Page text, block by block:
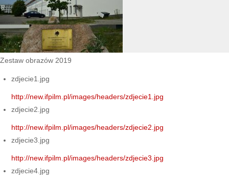
Zestaw obrazów 2019
zdjecie1.jpg
http://new.ifpilm.pl/images/headers/zdjecie1.jpg
zdjecie2.jpg
http://new.ifpilm.pl/images/headers/zdjecie2.jpg
zdjecie3.jpg
http://new.ifpilm.pl/images/headers/zdjecie3.jpg
zdjecie4.jpg